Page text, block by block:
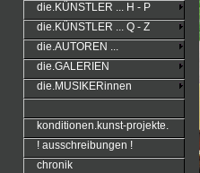
die.KÜNSTLER ... H - P
die.KÜNSTLER ... Q - Z
die.AUTOREN ...
die.GALERIEN
die.MUSIKERinnen
konditionen.kunst-projekte.
! ausschreibungen !
chronik